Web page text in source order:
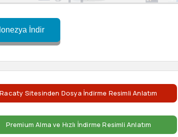
İndir
Racaty Sitesinden Dosya İndirme Resimli Anlatım
Premium Alma ve Hızlı İndirme Resimli Anlatım